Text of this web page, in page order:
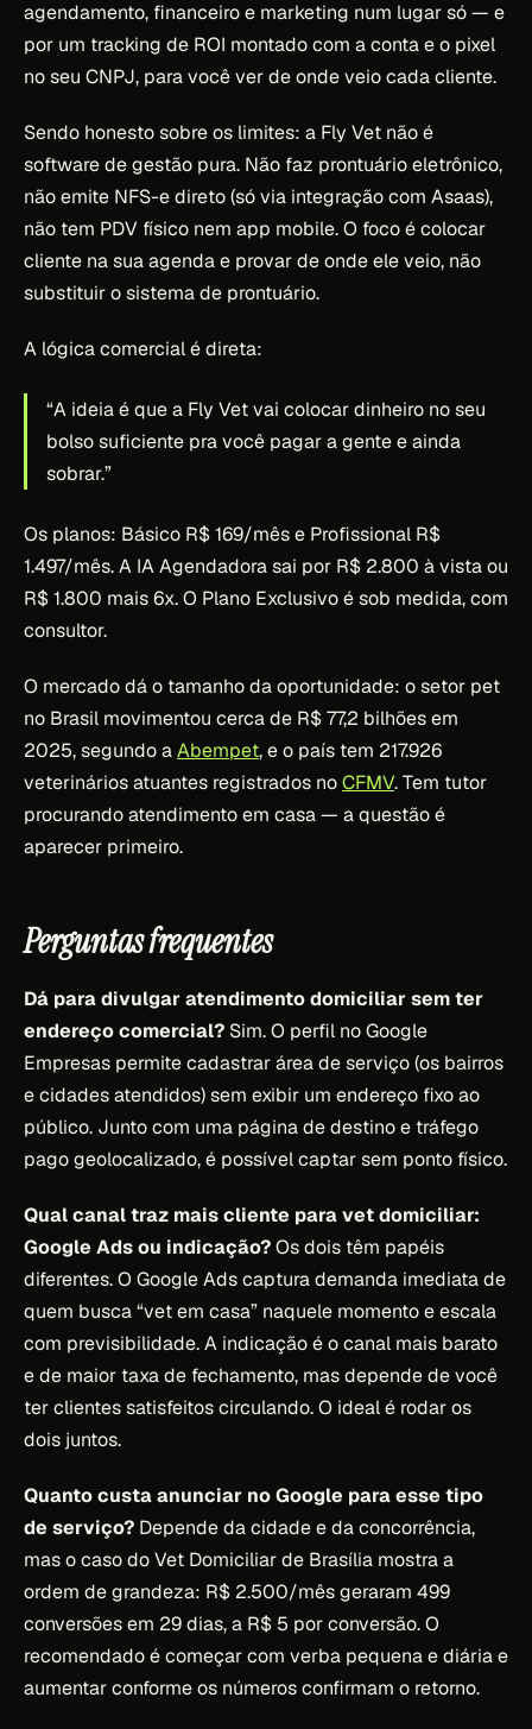
agendamento, financeiro e marketing num lugar só — e
por um tracking de ROI montado com a conta e o pixel
no seu CNPJ, para você ver de onde veio cada cliente.
Sendo honesto sobre os limites: a Fly Vet não é
software de gestão pura. Não faz prontuário eletrônico,
não emite NFS-e direto (só via integração com Asaas),
não tem PDV físico nem app mobile. O foco é colocar
cliente na sua agenda e provar de onde ele veio, não
substituir o sistema de prontuário.
A lógica comercial é direta:
“A ideia é que a Fly Vet vai colocar dinheiro no seu
bolso suficiente pra você pagar a gente e ainda
sobrar.”
Os planos: Básico R$ 169/mês e Profissional R$
1.497/mês. A IA Agendadora sai por R$ 2.800 à vista ou
R$ 1.800 mais 6x. O Plano Exclusivo é sob medida, com
consultor.
O mercado dá o tamanho da oportunidade: o setor pet
no Brasil movimentou cerca de R$ 77,2 bilhões em
2025, segundo aAbempet, e o país tem 217.926
veterinários atuantes registrados noCFMV. Tem tutor
procurando atendimento em casa — a questão é
aparecer primeiro.
Perguntas frequentes
Dá para divulgar atendimento domiciliar sem ter
endereço comercial? Sim. O perfil no Google
Empresas permite cadastrar área de serviço (os bairros
e cidades atendidos) sem exibir um endereço fixo ao
público. Junto com uma página de destino e tráfego
pago geolocalizado, é possível captar sem ponto físico.
Qual canal traz mais cliente para vet domiciliar:
Google Ads ou indicação?Os dois têm papéis
diferentes. O Google Ads captura demanda imediata de
quem busca “vet em casa” naquele momento e escala
com previsibilidade. A indicação é o canal mais barato
e de maior taxa de fechamento, mas depende de você
ter clientes satisfeitos circulando. O ideal é rodar os
dois juntos.
Quanto custa anunciar no Google para esse tipo
de serviço? Depende da cidade e da concorrência,
mas o caso do Vet Domiciliar de Brasília mostra a
ordem de grandeza: R$ 2.500/mês geraram 499
conversões em 29 dias, a R$ 5 por conversão. O
recomendado é começar com verba pequena e diária e
aumentar conforme os números confirmam o retorno.